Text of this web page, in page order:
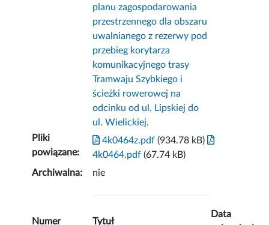
planu zagospodarowania
przestrzennego dla obszaru
uwalnianego z rezerwy pod
przebieg korytarza
komunikacyjnego trasy
Tramwaju Szybkiego i
ścieżki rowerowej na
odcinku od ul. Lipskiej do
ul. Wielickiej.
Pliki
powiązane:
4k0464z.pdf (934.78 kB)
4k0464.pdf (67.74 kB)
Archiwalna:
nie
Numer Tytuł
Data